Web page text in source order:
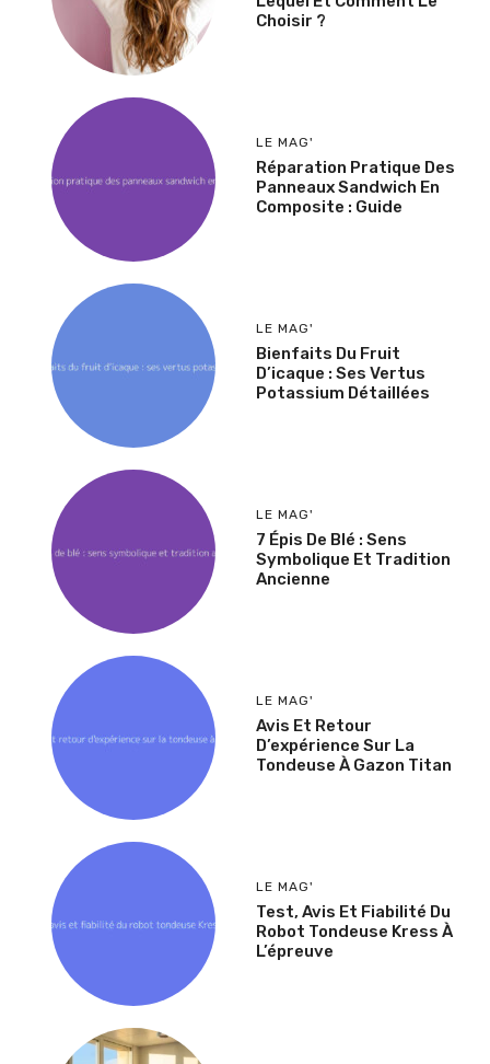
Choisir ?
LE MAG'
Réparation Pratique Des
Panneaux Sandwich En
Composite : Guide
LE MAG'
Bienfaits Du Fruit
D’icaque : Ses Vertus
Potassium Détaillées
LE MAG'
7 Épis De Blé : Sens
Symbolique Et Tradition
Ancienne
LE MAG'
Avis Et Retour
D’expérience Sur La
Tondeuse À Gazon Titan
LE MAG'
Test, Avis Et Fiabilité Du
Robot Tondeuse Kress À
L’épreuve